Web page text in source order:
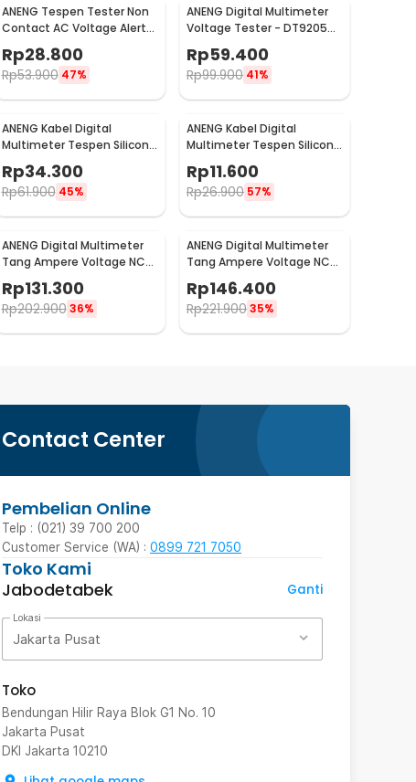
ANENG Tespen Tester Non
Contact AC Voltage Alert
Detector 12-1000V - VD802
Rp28.800
Rp53.900 47%
ANENG Digital Multimeter
Voltage Tester - DT9205A-
Rp59.400
Rp99.900 41%
ANENG Kabel Digital
Multimeter Tespen Silicon
Rubber Wire 1000V - PT3003
Rp34.300
Rp61.900 45%
ANENG Kabel Digital
Multimeter Tespen Silicon
Rubber Wire 10A 1000V -
PT1004
Rp11.600
Rp26.900 57%
ANENG Digital Multimeter
Tang Ampere Voltage NCV
Tester Clamp 600V - ST201
Rp131.300
Rp202.900 36%
ANENG Digital Multimeter
Tang Ampere Voltage NCV
Tester Clamp Screen -
ST202
Rp146.400
Rp221.90035%
Contact Center
Pembelian Online
Telp : (021) 39 700 200
Customer Service (WA) : 0899 721 7050
Toko Kami
Jabodetabek
Ganti
Lokasi
Jakarta Pusat
Toko
Bendungan Hilir Raya Blok G1 No. 10
Jakarta Pusat
DKI Jakarta 10210